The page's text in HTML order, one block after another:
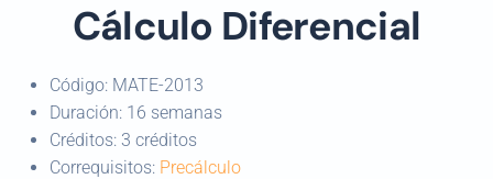
Cálculo Diferencial
Código: MATE-2013
Duración: 16 semanas
Créditos: 3 créditos
Correquisitos: Precálculo